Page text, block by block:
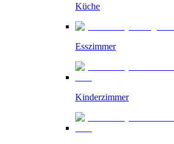
Küche
Esszimmer
Kinderzimmer